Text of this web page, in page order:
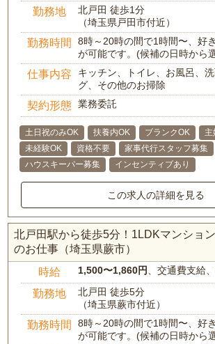
勤務地
北戸田 徒歩1分
（埼玉県戸田市付近）
勤務時間
8時～20時の間で1時間〜、好
が可能です。(候補の日時から
仕事内容
キッチン、トイレ、お風呂、
グ、その他のお掃除
契約形態 業務委託
土日祝のみOK 扶養内OK ブランクOK
主
未経験OK
資格不要 家事代行スタッフ募集
ハウスキーパー募集
インセンティブあり
この求人の詳細を見る
北戸田駅から徒歩5分！1LDKマンショ
のお仕事（埼玉県蕨市）
時給 1,500〜1,860円 、交通費支給
勤務地
北戸田 徒歩5分
（埼玉県蕨市付近）
勤務時間
8時～20時の間で1時間〜、好
が可能です。(候補の日時から